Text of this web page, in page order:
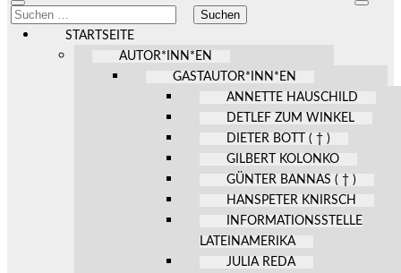
Mobile-
Menü
ein-/ausblenden
Suchen
nach:
STARTSEITE
AUTOR*INN*EN
GASTAUTOR*INN*EN
ANNETTE HAUSCHILD
DETLEF ZUM WINKEL
DIETER BOTT ( † )
GILBERT KOLONKO
GÜNTER BANNAS ( † )
HANSPETER KNIRSCH
INFORMATIONSSTELLE
LATEINAMERIKA
JULIA REDA